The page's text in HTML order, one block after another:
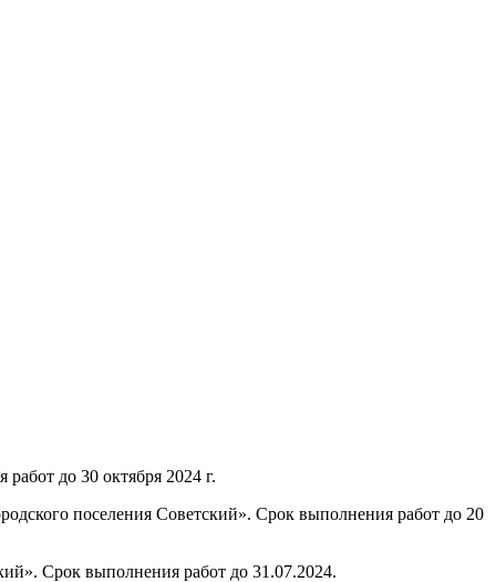
до 30 октября 2024 г.
поселения Советский». Срок выполнения работ до 20
Срок выполнения работ до 31.07.2024.